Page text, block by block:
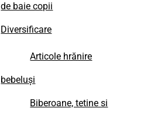
de baie copii
Diversificare
Articole hrănire
bebeluși
Biberoane, tetine si